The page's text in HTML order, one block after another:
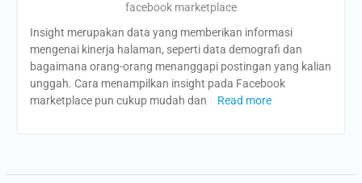
facebook marketplace
Insight merupakan data yang memberikan informasi
mengenai kinerja halaman, seperti data demografi dan
bagaimana orang-orang menanggapi postingan yang kalian
unggah. Cara menampilkan insight pada Facebook
marketplace pun cukup mudah dan
Read more